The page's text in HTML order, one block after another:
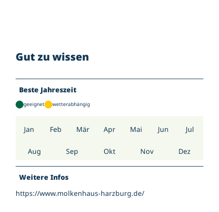
Gut zu wissen
Beste Jahreszeit
geeignet wetterabhängig
Jan Feb Mär Apr Mai Jun Jul
Aug Sep Okt Nov Dez
Weitere Infos
https://www.molkenhaus-harzburg.de/